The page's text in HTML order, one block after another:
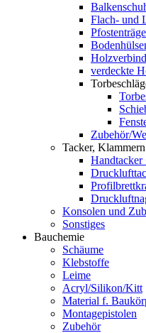
Flach- und
verdeckte
Zubehör/
Tacker,
Konsolen und
Sonstiges
Bauchemie
Schäume
Klebstoffe
Leime
Acryl/Silikon/Kitt
Material f.
Montagepistolen
Zubehör